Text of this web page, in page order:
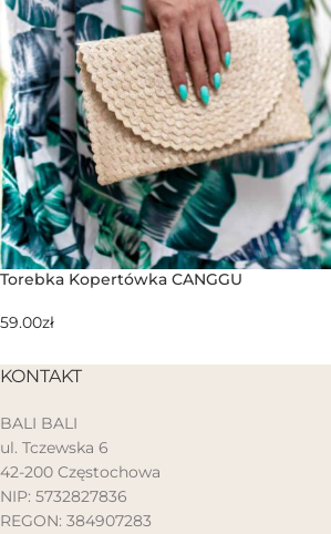
Torebka Kopertówka CANGGU
59.00zł
KONTAKT
BALI BALI
ul. Tczewska 6
42-200 Częstochowa
NIP: 5732827836
REGON: 384907283